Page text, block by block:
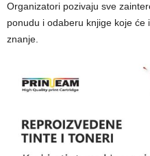
Organizatori pozivaju sve
ponudu i odaberu knjige koje
znanje.